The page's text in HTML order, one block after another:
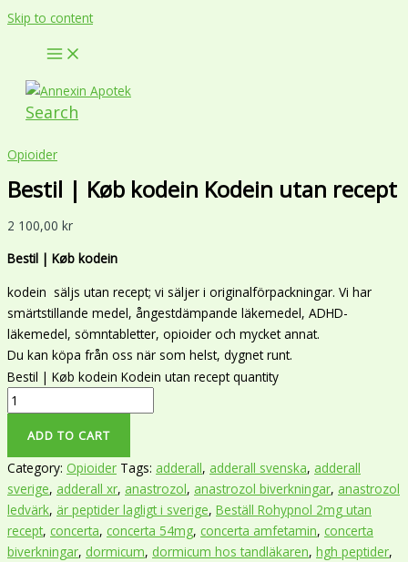
Skip to content
Search
Opioider
Bestil | Køb kodein Kodein utan recept
2 100,00 kr
Bestil | Køb kodein
kodein säljs utan recept; vi säljer i originalförpackningar. Vi har
smärtstillande medel, ångestdämpande läkemedel, ADHD-
läkemedel, sömntabletter, opioider och mycket annat.
Du kan köpa från oss när som helst, dygnet runt.
Bestil | Køb kodein Kodein utan recept quantity
ADD TO CART
Category: Opioider Tags: adderall, adderall svenska, adderall
sverige, adderall xr, anastrozol, anastrozol biverkningar, anastrozol
ledvärk, är peptider lagligt i sverige, Beställ Rohypnol 2mg utan
recept, concerta, concerta 54mg, concerta amfetamin, concerta
biverkningar, dormicum, dormicum hos tandläkaren, hgh peptider,